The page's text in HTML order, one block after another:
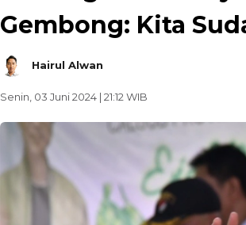
Gembong: Kita
Hairul Alwan
Senin, 03 Juni 2024 | 21:12 WIB